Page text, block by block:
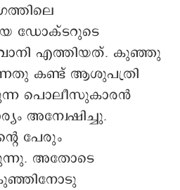
ഡോക്ടറുടെ
എത്തിയത്. കുഞ്ഞു
കണ്ട് ആശുപത്രി
പൊലീസുകാരൻ
അന്വേഷിച്ചു.
പേരും
അതോടെ